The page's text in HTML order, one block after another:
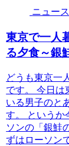
ニュー
東京で一人
る夕食～銀
どうも東京一
です。 今日は
いる男子のと
す。 というか
ソンの「銀鮭
ずはローソン